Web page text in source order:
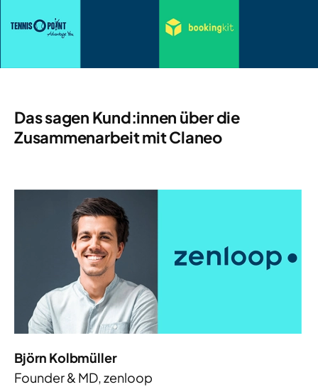
Das sagen Kund:innen über die
Zusammenarbeit mit Claneo
Björn Kolbmüller
Founder & MD, zenloop